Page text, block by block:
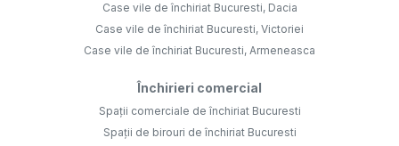
Case vile de închiriat Bucuresti, Dacia
Case vile de închiriat Bucuresti, Victoriei
Case vile de închiriat Bucuresti, Armeneasca
Închirieri comercial
Spații comerciale de închiriat Bucuresti
Spații de birouri de închiriat Bucuresti